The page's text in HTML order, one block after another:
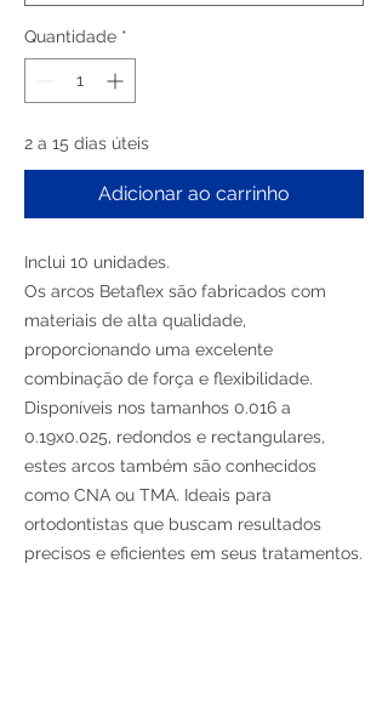
Quantidade *
2 a 15 dias úteis
Adicionar ao carrinho
Inclui 10 unidades.
Os arcos Betaflex são fabricados com
materiais de alta qualidade,
proporcionando uma excelente
combinação de força e flexibilidade.
Disponíveis nos tamanhos 0.016 a
0.19x0.025, redondos e rectangulares,
estes arcos também são conhecidos
como CNA ou TMA. Ideais para
ortodontistas que buscam resultados
precisos e eficientes em seus tratamentos.